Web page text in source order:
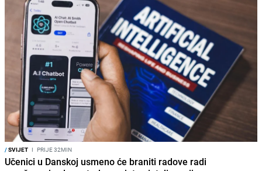
/SVIJET I PRIJE 32MIN
Učenici u Danskoj usmeno će braniti radove radi